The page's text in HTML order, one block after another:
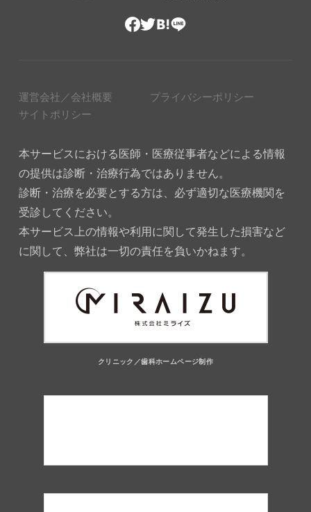
運営会社／会社概要
プライバシーポリシー
サイトポリシー
本サービスにおける医師・医療従事者などによる情報
の提供は診断・治療行為ではありません。
診断・治療を必要とする方は、必ず適切な医療機関を
受診してください。
本サービス上の情報や利用に関して発生した損害など
に関して、弊社は一切の責任を負いかねます。
クリニック／歯科ホームページ制作